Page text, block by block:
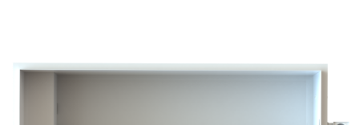
springen